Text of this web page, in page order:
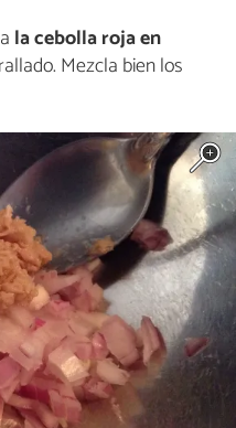
la cebolla rojaen
Mezcla bien los